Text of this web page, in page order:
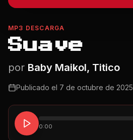
MP3 DESCARGA
Suave
por Baby Maikol, Titico
Publicado el 7 de octubre de 2025
0:00